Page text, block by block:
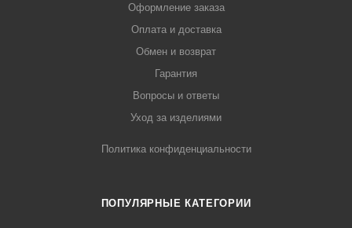
Оформление заказа
Оплата и доставка
Обмен и возврат
Гарантия
Вопросы и ответы
Уход за изделиями
Политика конфиденциальности
ПОПУЛЯРНЫЕ КАТЕГОРИИ